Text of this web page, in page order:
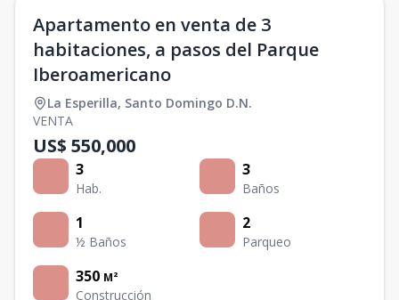
Apartamento en venta de 3
habitaciones, a pasos del Parque
Iberoamericano
La Esperilla, Santo Domingo D.N.
VENTA
US$ 550,000
3
Hab.
3
Baños
1
½ Baños
2
Parqueo
350 M²
Construcción